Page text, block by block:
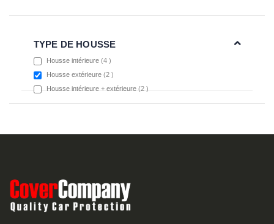
TYPE DE HOUSSE
Housse intérieure 4 items
Housse extérieure 2 items
Housse intérieure + extérieure 2 items